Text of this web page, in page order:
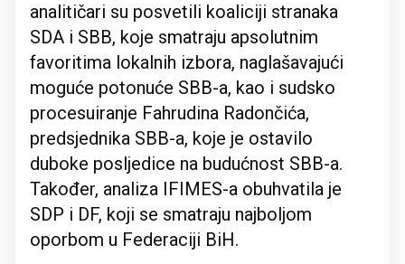
analitičari su posvetili koaliciji stranaka
SDA i SBB, koje smatraju apsolutnim
favoritima lokalnih izbora, naglašavajući
moguće potonuće SBB-a, kao i sudsko
procesuiranje Fahrudina Radončića,
predsjednika SBB-a, koje je ostavilo
duboke posljedice na budućnost SBB-a.
Također, analiza IFIMES-a obuhvatila je
SDP i DF, koji se smatraju najboljom
oporbom u Federaciji BiH.